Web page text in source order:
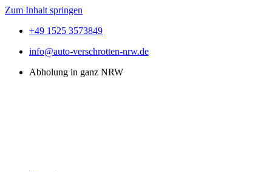
Zum Inhalt springen
+49 1525 3573849
info@auto-verschrotten-nrw.de
Abholung in ganz NRW